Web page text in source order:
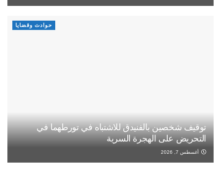
حوادث وقضايا
توقيف شخصين بالفنيدق للاشتباه في تورطهما في
التحريض على الهجرة السرية
أغسطس 7, 2026